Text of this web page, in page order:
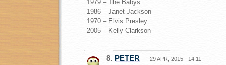
1979 – The Babys
1986 – Janet Jackson
1970 – Elvis Presley
2005 – Kelly Clarkson
8. PETER 29 APR, 2015 - 14:11